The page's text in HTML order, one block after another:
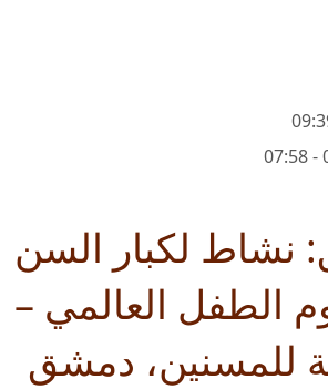
نشاط لكبار السن
الطفل العالمي –
للمسنين، دمشق